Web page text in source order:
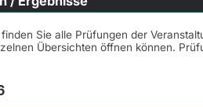
Sie alle Prüfungen der
Übersichten öffnen können.